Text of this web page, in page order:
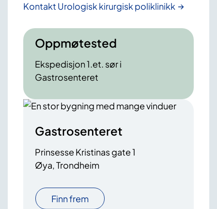
Kontakt Urologisk kirurgisk poliklinikk
Oppmøtested
Ekspedisjon 1.et. sør i
Gastrosenteret
Gastrosenteret
Prinsesse Kristinas gate 1
Øya, Trondheim
Finn frem